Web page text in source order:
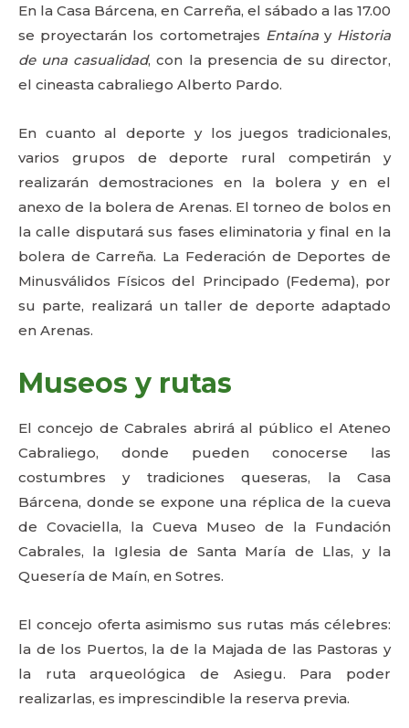
En la Casa Bárcena, en Carreña, el sábado a las 17.00
se proyectarán los cortometrajes Entaínay Historia
de una casualidad, con la presencia de su director,
el cineasta cabraliego Alberto Pardo.
En cuanto al deporte y los juegos tradicionales,
varios grupos de deporte rural competirán y
realizarán demostraciones en la bolera y en el
anexo de la bolera de Arenas. El torneo de bolos en
la calle disputará sus fases eliminatoria y final en la
bolera de Carreña. La Federación de Deportes de
Minusválidos Físicos del Principado (Fedema), por
su parte, realizará un taller de deporte adaptado
en Arenas.
Museos y rutas
El concejo de Cabrales abrirá al público el Ateneo
Cabraliego, donde pueden conocerse las
costumbres y tradiciones queseras, la Casa
Bárcena, donde se expone una réplica de la cueva
de Covaciella, la Cueva Museo de la Fundación
Cabrales, la Iglesia de Santa María de Llas, y la
Quesería de Maín, en Sotres.
El concejo oferta asimismo sus rutas más célebres:
la de los Puertos, la de la Majada de las Pastoras y
la ruta arqueológica de Asiegu. Para poder
realizarlas, es imprescindible la reserva previa.